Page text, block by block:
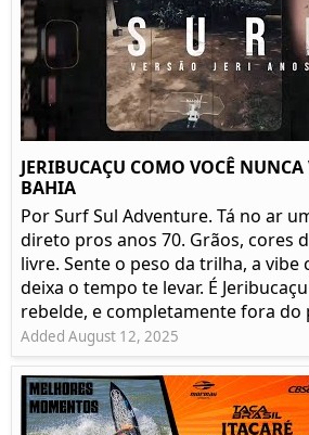
JERIBUCAÇU COMO VOCÊ
BAHIA
Por Surf Sul Adventure. Tá no ar
direto pros anos 70. Grãos, cores
livre. Sente o peso da trilha, a vibe
deixa o tempo te levar. É
rebelde, e completamente fora do
Added August 12, 2025